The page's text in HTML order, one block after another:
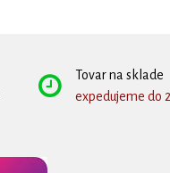
Tovar na sklade
expedujeme do